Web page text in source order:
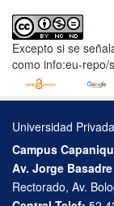
Excepto si se
como info:eu-repo/
Universidad
Campus
Av. Jorge
Rectorado, Av.